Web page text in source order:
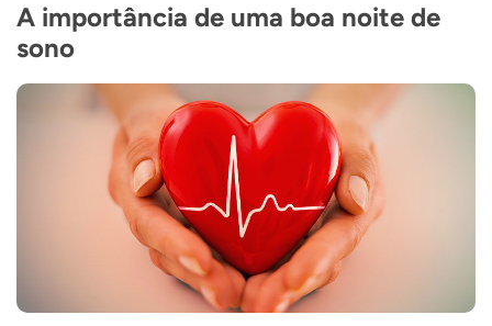
A importância de uma boa noite de
sono